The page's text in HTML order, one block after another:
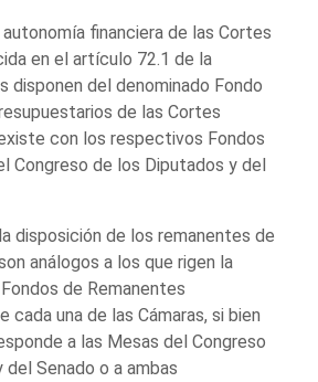
financiera de las Cortes
en el artículo 72.1 de la
disponen del denominado Fondo
de las Cortes
con los respectivos Fondos
Congreso de los Diputados y del
disposición de los remanentes de
análogos a los que rigen la
de Remanentes
cada una de las Cámaras, si bien
a las Mesas del Congreso
Senado o a ambas